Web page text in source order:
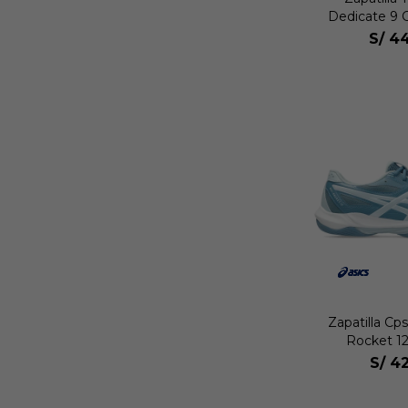
Dedicate 9
S/
Zapatilla
Rocket
S/